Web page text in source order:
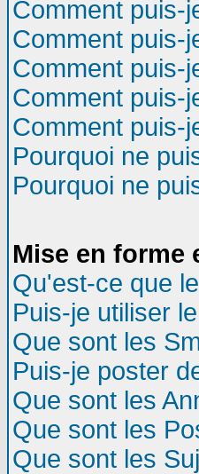
Comment puis-
Comment puis-
Comment puis-
Comment puis-
Comment puis-
Pourquoi ne
Pourquoi ne
Mise en forme
Qu'est-ce que
Puis-je utiliser
Que sont les
Puis-je poster
Que sont les
Que sont les
Que sont les